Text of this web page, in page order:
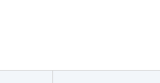
徒歩25分 80m²